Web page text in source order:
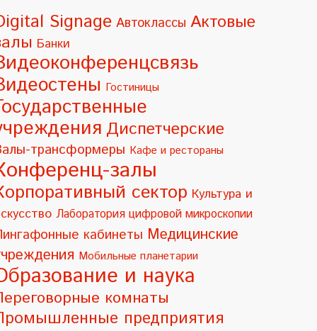
Signage Автоклассы Актовые
Банки
Гостиницы
Диспетчерские
трансформеры Кафе и рестораны
залы
сектор Культура и
Лаборатория цифровой микроскопии
кабинеты Медицинские
Мобильные планетарии
и наука
комнаты
предприятия